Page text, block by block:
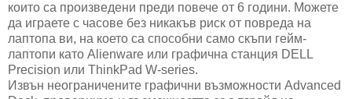
които са произведени преди повече от 6 години. Можете
да играете с часове без никакъв риск от повреда на
лаптопа ви, на което са способни само скъпи гейм-
лаптопи като Alienware или графична станция DELL
Precision или ThinkPad W-series.
Извън неограничените графични възможности Advanced